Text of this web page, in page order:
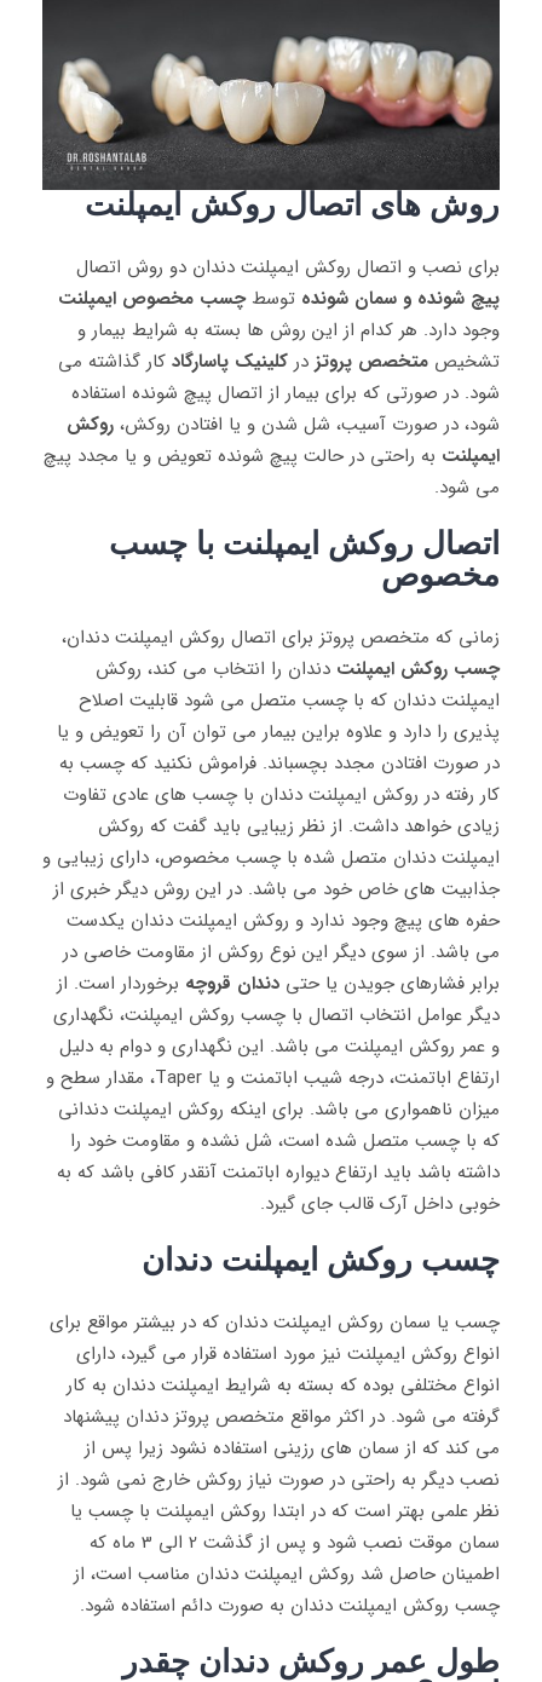
روش های اتصال روکش ایمپلنت
برای نصب و اتصال روکش ایمپلنت دندان دو روش اتصال
پیچ شونده و سمان شونده توسطچسب مخصوص ایمپلنت
وجود دارد. هر کدام از این روش ها بسته به شرایط بیمار و
تشخیص متخصص پروتز در کلینیک پاسارگاد کار گذاشته می
شود. در صورتی که برای بیمار از اتصال پیچ شونده استفاده
شود، در صورت آسیب، شل شدن و یا افتادن روکش، روکش
ایمپلنت به راحتی در حالت پیچ شونده تعویض و یا مجدد پیچ
می شود.
اتصال روکش ایمپلنت با چسب
مخصوص
زمانی که متخصص پروتز برای اتصال روکش ایمپلنت دندان،
چسب روکش ایمپلنت دندان را انتخاب می کند، روکش
ایمپلنت دندان که با چسب متصل می شود قابلیت اصلاح
پذیری را دارد و علاوه براین بیمار می توان آن را تعویض و یا
در صورت افتادن مجدد بچسباند. فراموش نکنید که چسب به
کار رفته در روکش ایمپلنت دندان با چسب های عادی تفاوت
زیادی خواهد داشت. از نظر زیبایی باید گفت که روکش
ایمپلنت دندان متصل شده با چسب مخصوص، دارای زیبایی و
جذابیت های خاص خود می باشد. در این روش دیگر خبری از
حفره های پیچ وجود ندارد و روکش ایمپلنت دندان یکدست
می باشد. از سوی دیگر این نوع روکش از مقاومت خاصی در
برابر فشارهای جویدن یا حتی دندان قروچه برخوردار است. از
دیگر عوامل انتخاب اتصال با چسب روکش ایمپلنت، نگهداری
و عمر روکش ایمپلنت می باشد. این نگهداری و دوام به دلیل
ارتفاع اباتمنت، درجه شیب اباتمنت و یا Taper، مقدار سطح و
میزان ناهمواری می باشد. برای اینکه روکش ایمپلنت دندانی
که با چسب متصل شده است، شل نشده و مقاومت خود را
داشته باشد باید ارتفاع دیواره اباتمنت آنقدر کافی باشد که به
خوبی داخل آرک قالب جای گیرد.
چسب روکش ایمپلنت دندان
چسب یا سمان روکش ایمپلنت دندان که در بیشتر مواقع برای
انواع روکش ایمپلنت نیز مورد استفاده قرار می گیرد، دارای
انواع مختلفی بوده که بسته به شرایط ایمپلنت دندان به کار
گرفته می شود. در اکثر مواقع متخصص پروتز دندان پیشنهاد
می کند که از سمان های رزینی استفاده نشود زیرا پس از
نصب دیگر به راحتی در صورت نیاز روکش خارج نمی شود. از
نظر علمی بهتر است که در ابتدا روکش ایمپلنت با چسب یا
سمان موقت نصب شود و پس از گذشت 2 الی 3 ماه که
اطمینان حاصل شد روکش ایمپلنت دندان مناسب است، از
چسب روکش ایمپلنت دندان به صورت دائم استفاده شود.
طول عمر روکش دندان چقدر